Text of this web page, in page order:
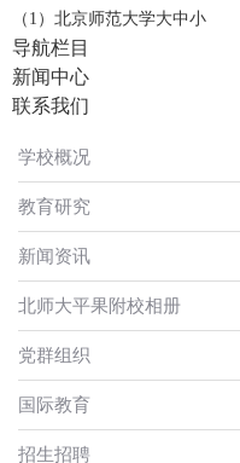
（1）北京师范大学大中小
导航栏目
新闻中心
联系我们
学校概况
教育研究
新闻资讯
北师大平果附校相册
党群组织
国际教育
招生招聘